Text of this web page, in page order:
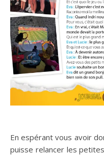
En espérant vous avoir
puisse relancer les